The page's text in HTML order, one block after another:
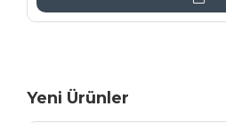
Yeni Ürünler